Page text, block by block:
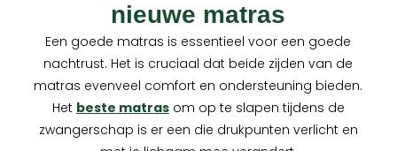
nieuwe matras
Een goede matras is essentieel voor een goede
nachtrust. Het is cruciaal dat beide zijden van de
matras evenveel comfort en ondersteuning bieden.
Het beste matrasom op te slapen tijdens de
zwangerschap is er een die drukpunten verlicht en